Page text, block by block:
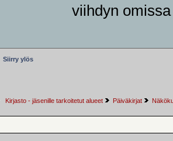
viihdyn
Siirry ylös
Kirjasto - jäsenille tarkoitetut alueet Päiväkirjat